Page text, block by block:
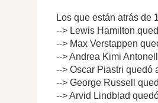
Los que están atrás de
--> Lewis Hamilton
--> Max Verstappen
--> Andrea Kimi
--> Oscar Piastri quedó
--> George Russell
--> Arvid Lindblad